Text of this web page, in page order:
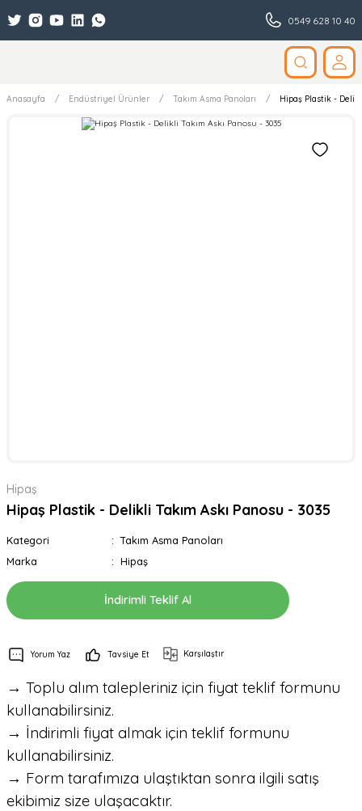
0549 628 10 40
Anasayfa Endüstriyel Ürünler Takım Asma Panoları Hipaş Plastik -
Hipaş
Hipaş Plastik - Delikli Takım Askı Panosu - 3035
Kategori
Takım Asma Panoları
Marka
Hipaş
İndirimli Teklif Al
Yorum Yaz Tavsiye Et Karşılaştır
→ Toplu alım talepleriniz için fiyat teklif formunu
kullanabilirsiniz.
→ İndirimli fiyat almak için teklif formunu
kullanabilirsiniz.
→ Form tarafımıza ulaştıktan sonra ilgili satış
ekibimiz size ulaşacaktır.